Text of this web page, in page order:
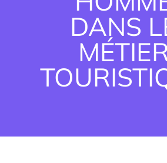
Devenir membreDANS